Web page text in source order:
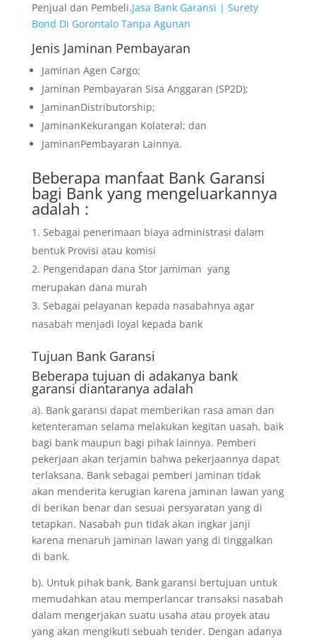
Penjual dan Pembeli.Jasa Bank Garansi | Surety
Bond Di Gorontalo Tanpa Agunan
Jenis Jaminan Pembayaran
Jaminan Agen Cargo;
Jaminan Pembayaran Sisa Anggaran (SP2D);
JaminanDistributorship;
JaminanKekurangan Kolateral; dan
JaminanPembayaran Lainnya.
Beberapa manfaat Bank Garansi
bagi Bank yang mengeluarkannya
adalah :
Sebagai penerimaan biaya administrasi dalam
bentuk Provisi atau komisi
Pengendapan dana Stor Jamiman yang
merupakan dana murah
Sebagai pelayanan kepada nasabahnya agar
nasabah menjadi loyal kepada bank
Tujuan Bank Garansi
Beberapa tujuan di adakanya bank
garansi diantaranya adalah
a). Bank garansi dapat memberikan rasa aman dan
ketenteraman selama melakukan kegitan uasah, baik
bagi bank maupun bagi pihak lainnya. Pemberi
pekerjaan akan terjamin bahwa pekerjaannya dapat
terlaksana. Bank sebagai pemberi jaminan tidak
akan menderita kerugian karena jaminan lawan yang
di berikan benar dan sesuai persyaratan yang di
tetapkan. Nasabah pun tidak akan ingkar janji
karena menaruh jaminan lawan yang di tinggalkan
di bank.
b). Untuk pihak bank, Bank garansi bertujuan untuk
memudahkan atau memperlancar transaksi nasabah
dalam mengerjakan suatu usaha atau proyek atau
yang akan mengikuti sebuah tender. Dengan adanya